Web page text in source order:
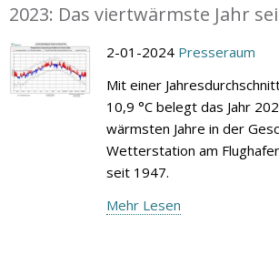
2023: Das viertwärmste Jahr
2-01-2024 Presseraum
Mit einer
10,9 °C belegt das Jahr
wärmsten Jahre in der
Wetterstation am
seit 1947.
Mehr Lesen